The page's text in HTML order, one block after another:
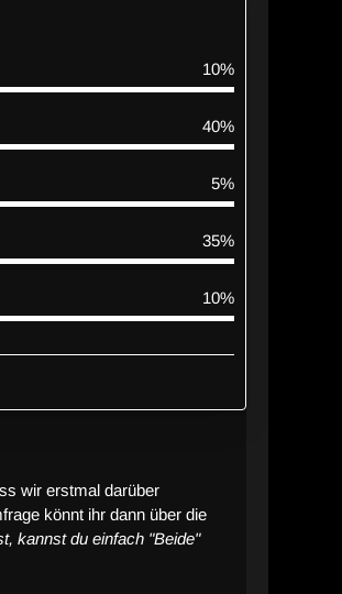
10%
40%
5%
35%
10%
wir erstmal darüber
könnt ihr dann über die
kannst du einfach "Beide"